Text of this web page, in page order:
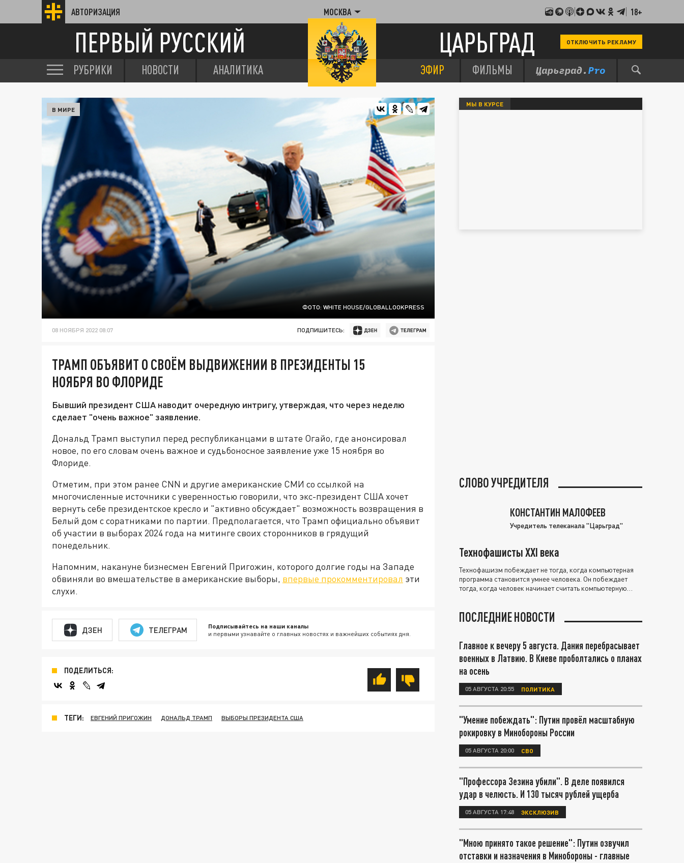
АВТОРИЗАЦИЯ МОСКВА 18+
ПЕРВЫЙ РУССКИЙ ЦАРЬГРАД ОТКЛЮЧИТЬ РЕКЛАМУ
РУБРИКИ НОВОСТИ АНАЛИТИКА ЭФИР ФИЛЬМЫ
ФОТО: WHITE HOUSE/GLOBALLOOKPRESS
В МИРЕ
08 НОЯБРЯ 2022 08:07 ПОДПИШИТЕСЬ:
ТРАМП ОБЪЯВИТ О СВОЁМ ВЫДВИЖЕНИИ В ПРЕЗИДЕНТЫ 15
НОЯБРЯ ВО ФЛОРИДЕ
Бывший президент США наводит очередную интригу, утверждая, что через неделю
сделает "очень важное" заявление.
Дональд Трамп выступил перед республиканцами в штате Огайо, где анонсировал
новое, по его словам очень важное и судьбоносное заявление уже 15 ноября во
Флориде.
Отметим, при этом ранее CNN и другие американские СМИ cо ссылкой на
многочисленные источники с уверенностью говорили, что экс-президент США хочет
вернуть себе президентское кресло и "активно обсуждает" возможность возвращения в
Белый дом с соратниками по партии. Предполагается, что Трамп официально объявит
об участии в выборах 2024 года на митинге своих сторонников в грядущий
понедельник.
Напомним, накануне бизнесмен Евгений Пригожин, которого долгие годы на Западе
обвиняли во вмешательстве в американские выборы, впервые прокомментировал эти
слухи.
ДЗЕН ТЕЛЕГРАМ Подписывайтесь на наши каналы
и первыми узнавайте о главных новостях и важнейших событиях дня.
ПОДЕЛИТЬСЯ:
ТЕГИ: ЕВГЕНИЙ ПРИГОЖИН ДОНАЛЬД ТРАМП ВЫБОРЫ ПРЕЗИДЕНТА США
МЫ В КУРСЕ
СЛОВО УЧРЕДИТЕЛЯ
КОНСТАНТИН МАЛОФЕЕВ
Учредитель телеканала "Царьград"
Технофашисты XXI века
Технофашизм побеждает не тогда, когда компьютерная
программа становится умнее человека. Он побеждает
тогда, когда человек начинает считать компьютерную
ПОСЛЕДНИЕ НОВОСТИ
Главное к вечеру 5 августа. Дания перебрасывает
военных в Латвию. В Киеве проболтались о планах
на осень
05 АВГУСТА 20:55 ПОЛИТИКА
"Умение побеждать": Путин провёл масштабную
рокировку в Минобороны России
05 АВГУСТА 20:00 СВО
"Профессора Зезина убили". В деле появился
удар в челюсть. И 130 тысяч рублей ущерба
05 АВГУСТА 17:48 ЭКСКЛЮЗИВ
"Мною принято такое решение": Путин озвучил
отставки и назначения в Минобороны - главные